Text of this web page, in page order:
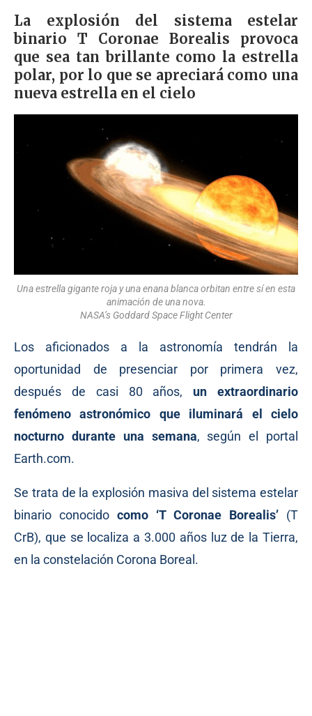
La explosión del sistema estelar
binario T Coronae Borealis provoca
que sea tan brillante como la estrella
polar, por lo que se apreciará como una
nueva estrella en el cielo
Una estrella gigante roja y una enana blanca orbitan entre sí en esta
animación de una nova.
NASA’s Goddard Space Flight Center
Los aficionados a la astronomía tendrán la
oportunidad de presenciar por primera vez,
después de casi 80 años, un extraordinario
fenómeno astronómico que iluminará el cielo
nocturno durante una semana, según el portal
Earth.com.
Se trata de la explosión masiva del sistema estelar
binario conocidocomo ‘T Coronae Borealis’ (T
CrB), que se localiza a 3.000 años luz de la Tierra,
en la constelación Corona Boreal.